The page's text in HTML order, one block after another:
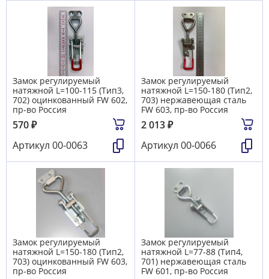
Замок регулируемый
натяжной L=100-115 (Тип3,
702) оцинкованный FW 602,
пр-во Россия
570₽
Артикул 00-0063
Замок регулируемый
натяжной L=150-180 (Тип2,
703) нержавеющая сталь
FW 603, пр-во Россия
2 013₽
Артикул 00-0066
Замок регулируемый
натяжной L=150-180 (Тип2,
703) оцинкованный FW 603,
пр-во Россия
Замок регулируемый
натяжной L=77-88 (Тип4,
701) нержавеющая сталь
FW 601, пр-во Россия